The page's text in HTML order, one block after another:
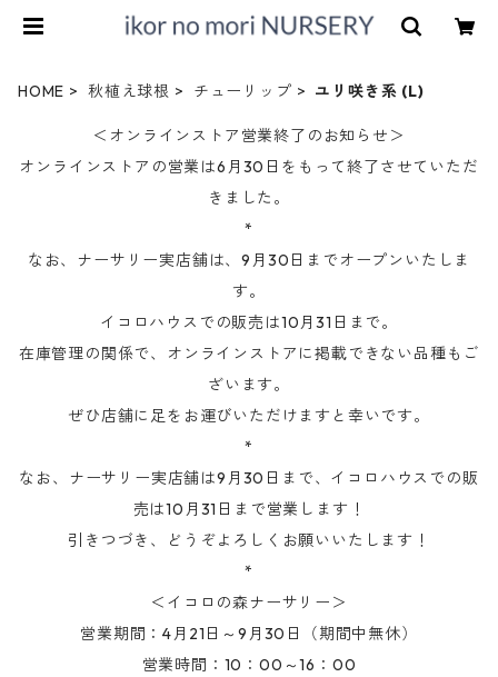
HOME 秋植え球根 チューリップ ユリ咲き系 (L)
＜オンラインストア営業終了のお知らせ＞
オンラインストアの営業は6月30日をもって終了させていただ
きました。
*
なお、ナーサリー実店舗は、9月30日までオープンいたしま
す。
イコロハウスでの販売は10月31日まで。
在庫管理の関係で、オンラインストアに掲載できない品種もご
ざいます。
ぜひ店舗に足をお運びいただけますと幸いです。
*
なお、ナーサリー実店舗は9月30日まで、イコロハウスでの販
売は10月31日まで営業します！
引きつづき、どうぞよろしくお願いいたします！
*
＜イコロの森ナーサリー＞
営業期間：4月21日～9月30日（期間中無休）
営業時間：10：00～16：00